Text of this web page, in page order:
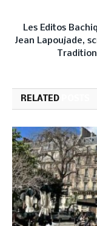
Les Editos
Jean Lapoujade,
RELATED